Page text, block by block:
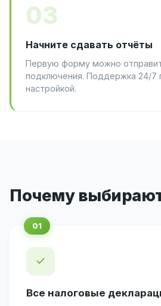
03
Начните сдавать отчёты
Первую форму можно
подключения. Поддержка 24/7
настройкой.
Почему
✓
Все налоговые